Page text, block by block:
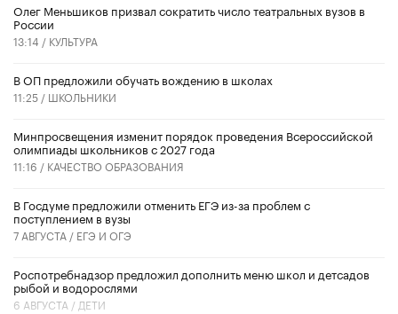
Олег Меньшиков призвал сократить число театральных вузов в
России
13:14 / КУЛЬТУРА
В ОП предложили обучать вождению в школах
11:25 / ШКОЛЬНИКИ
Минпросвещения изменит порядок проведения Всероссийской
олимпиады школьников с 2027 года
11:16 / КАЧЕСТВО ОБРАЗОВАНИЯ
В Госдуме предложили отменить ЕГЭ из-за проблем с
поступлением в вузы
7 АВГУСТА / ЕГЭ И ОГЭ
Роспотребнадзор предложил дополнить меню школ и детсадов
рыбой и водорослями
6 АВГУСТА / ДЕТИ